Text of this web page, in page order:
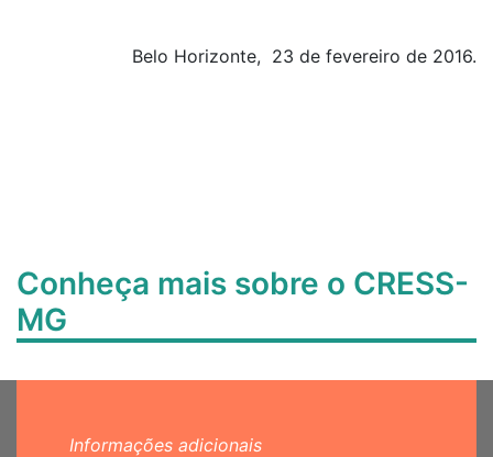
Belo Horizonte, 23 de fevereiro de 2016.
Conheça mais sobre o CRESS-
MG
Informações adicionais